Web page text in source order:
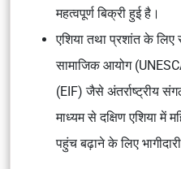
महत्वपूर्ण बिक्री हुई है।
एशिया तथा प्रशांत के लिए
सामाजिक आयोग
(EIF) जैसे अंतर्राष्ट्रीय
माध्यम से दक्षिण एशिया में
पहुंच बढ़ाने के लिए